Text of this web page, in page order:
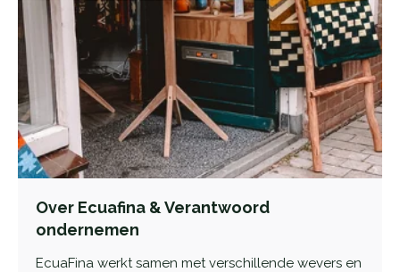
Over Ecuafina & Verantwoord
ondernemen
EcuaFina werkt samen met verschillende wevers en